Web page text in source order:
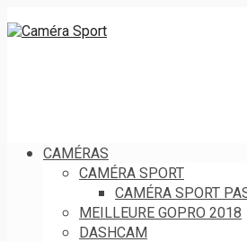
CAMÉRAS
CAMÉRA SPORT
CAMÉRA SPORT
MEILLEURE GOPRO 2018
DASHCAM